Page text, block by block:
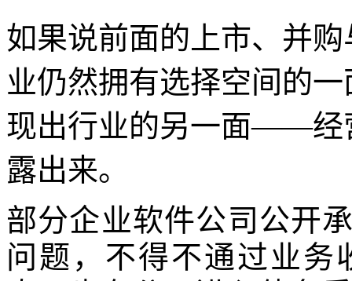
如果说前面的上市、并
业仍然拥有选择空间的
现出行业的另一面——经
露出来。
部分企业软件公司公开
问题，不得不通过业务